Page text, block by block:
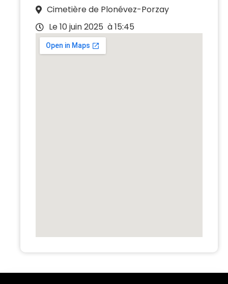
Cimetière de Plonévez-Porzay
Le 10 juin 2025 à 15:45